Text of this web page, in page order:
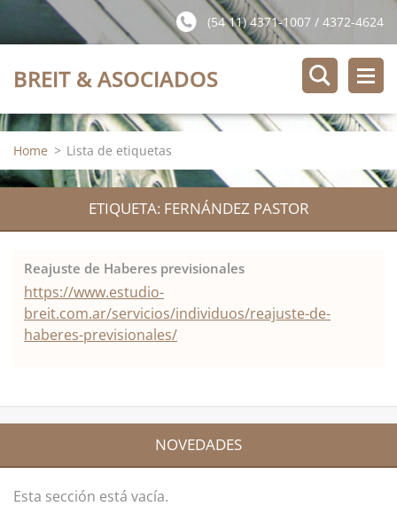
(54 11) 4371-1007 / 4372-4624
BREIT & ASOCIADOS
Home > Lista de etiquetas
ETIQUETA: FERNÁNDEZ PASTOR
Reajuste de Haberes previsionales
https://www.estudio-
breit.com.ar/servicios/individuos/reajuste-de-
haberes-previsionales/
NOVEDADES
Esta sección está vacía.